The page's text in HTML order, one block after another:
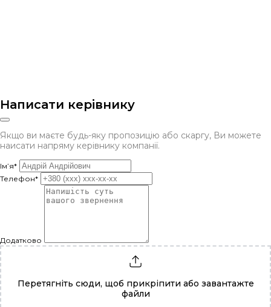
Написати керівнику
Якщо ви маєте будь-яку пропозицію або скаргу, Ви можете
наисати напряму керівнику компанії.
Ім’я*
Телефон*
Додатково
Перетягніть сюди, щоб прикріпити або завантажте
файли